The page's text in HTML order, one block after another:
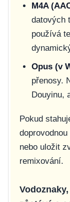
M4A
datových
používá
Opus (v
přenosy.
Douyinu,
Pokud
nebo uložit
remixování.